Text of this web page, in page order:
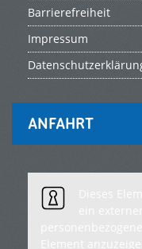
Barrierefreiheit
Impressum
ANFAHRT